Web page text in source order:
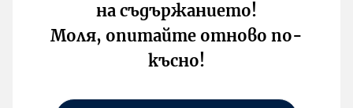
на съдържанието!
Моля, опитайте отново по-
късно!